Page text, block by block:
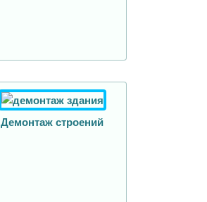
Демонтаж строений